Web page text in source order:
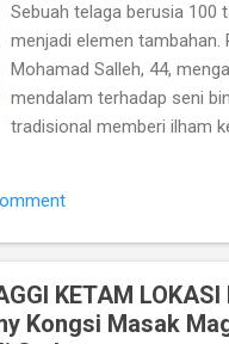
Ikan Bekok ni, rasa dia lebih
Kering je tapi lagi sedap la.
lembut. Memang sedap
sedar makanan-makanan
habis dimakan... 🤣 🤣 🤣
https://goo.gl/maps/
Sebuah telaga berusia 100
menjadi elemen tambahan.
Mohamad Salleh, 44,
mendalam terhadap seni
tradisional memberi ilham
tanah ini pada 2005 dan
kayu cengal dari 12 rumah
kajian mengenai rumah
membuat sendiri pelan
KETAM LOKASI
Kongsi Masak